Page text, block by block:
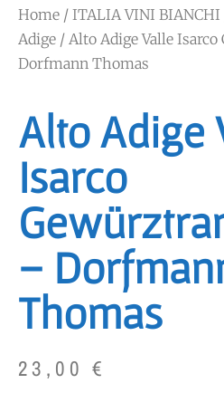
Home / ITALIA VINI BIANCHI
Adige / Alto Adige Valle
Dorfmann Thomas
Alto Adige
Isarco
–
Thomas
23,00€